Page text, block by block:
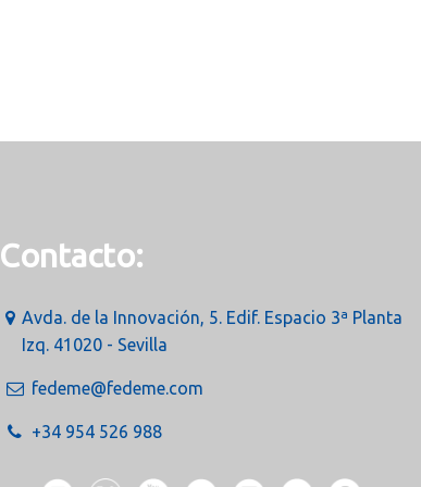
Contacto:
Avda. de la Innovación, 5. Edif. Espacio 3ª Planta
Izq. 41020 - Sevilla
fedeme@fedeme.com
+34 954 526 988